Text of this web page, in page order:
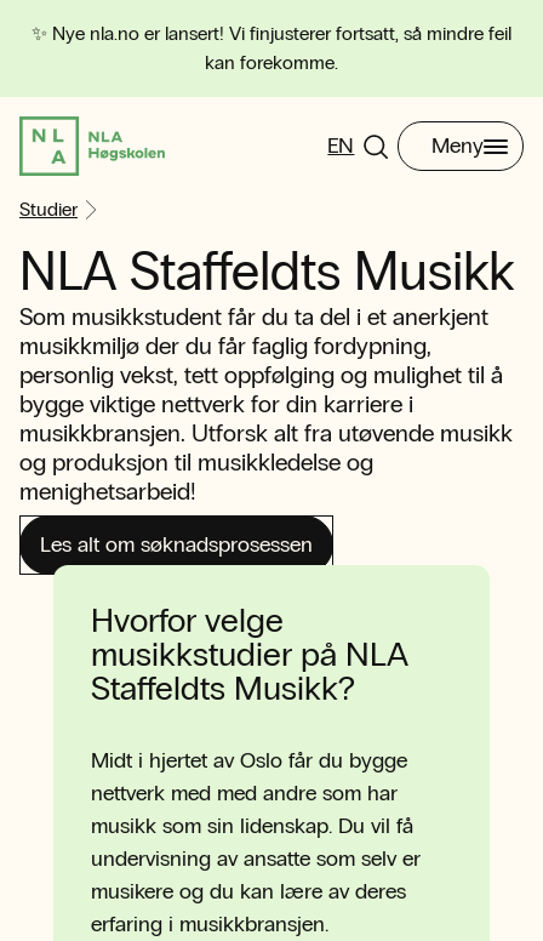
✨ Nye nla.no er lansert! Vi finjusterer fortsatt, så mindre feil
kan forekomme.
EN Meny
Studier
NLA Staffeldts Musikk
Som musikkstudent får du ta del i et anerkjent
musikkmiljø der du får faglig fordypning,
personlig vekst, tett oppfølging og mulighet til å
bygge viktige nettverk for din karriere i
musikkbransjen. Utforsk alt fra utøvende musikk
og produksjon til musikkledelse og
menighetsarbeid!
Les alt om søknadsprosessen
Hvorfor velge
musikkstudier på NLA
Staffeldts Musikk?
Midt i hjertet av Oslo får du bygge
nettverk med med andre som har
musikk som sin lidenskap. Du vil få
undervisning av ansatte som selv er
musikere og du kan lære av deres
erfaring i musikkbransjen.